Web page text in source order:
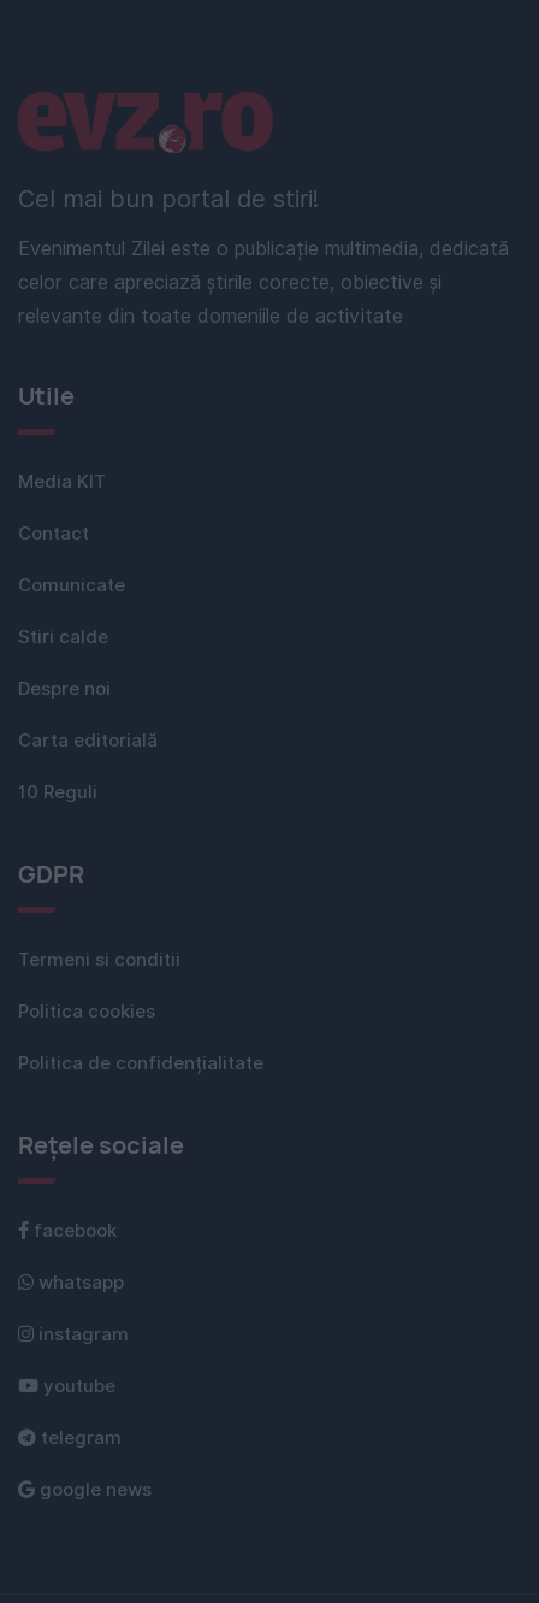
Cel mai bun portal de stiri!
Evenimentul Zilei este o publicație multimedia, dedicată
celor care apreciază știrile corecte, obiective și
relevante din toate domeniile de activitate
Linkuri utile
Utile
Media KIT
Contact
Comunicate
Stiri calde
Despre noi
Carta editorială
10 Reguli
GDPR
Termeni si conditii
Politica cookies
Politica de confidențialitate
Rețele sociale
facebook
whatsapp
instagram
youtube
telegram
google news